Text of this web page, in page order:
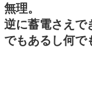
無理。
逆に蓄電さえで
でもあるし何で